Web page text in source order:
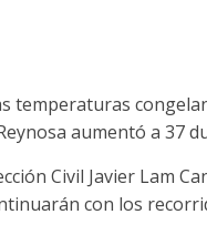
temperaturas
aumentó a 37
Civil Javier Lam
con los